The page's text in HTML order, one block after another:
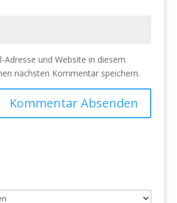
Adresse und Website in diesem
nächsten Kommentar speichern.